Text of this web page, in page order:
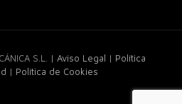
S.L. | Aviso Legal | Política
| Política de Cookies